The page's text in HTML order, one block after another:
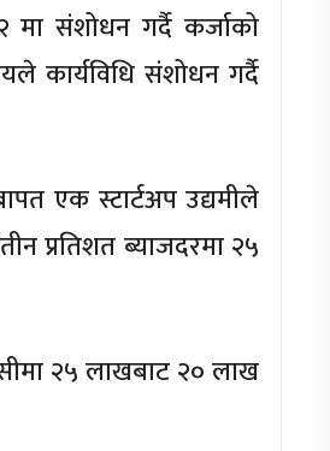
मा संशोधन गर्दै कर्जाको
कार्यविधि संशोधन गर्दै
एक स्टार्टअप उद्यमीले
प्रतिशत ब्याजदरमा २५
२५ लाखबाट २० लाख